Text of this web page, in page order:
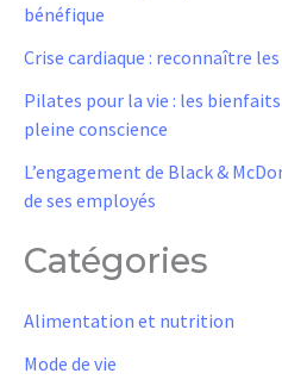
bénéfique
Crise cardiaque : reconnaître
Pilates pour la vie : les
pleine conscience
L’engagement de Black &
de ses employés
Catégories
Alimentation et nutrition
Mode de vie